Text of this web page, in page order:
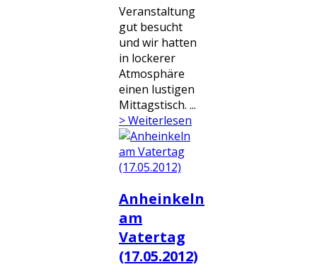
Veranstaltung
gut besucht
und wir hatten
in lockerer
Atmosphäre
einen lustigen
Mittagstisch. ...
> Weiterlesen
Anheinkeln
am
Vatertag
(17.05.2012)